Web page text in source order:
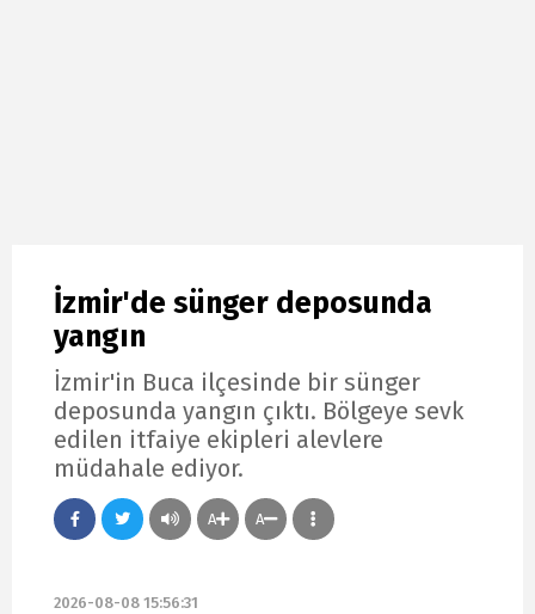
İzmir'de sünger deposunda
yangın
İzmir'in Buca ilçesinde bir sünger
deposunda yangın çıktı. Bölgeye sevk
edilen itfaiye ekipleri alevlere
müdahale ediyor.
A A
2026-08-08 15:56:31